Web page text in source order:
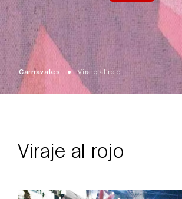
Carnavales Viraje al rojo
Viraje al rojo